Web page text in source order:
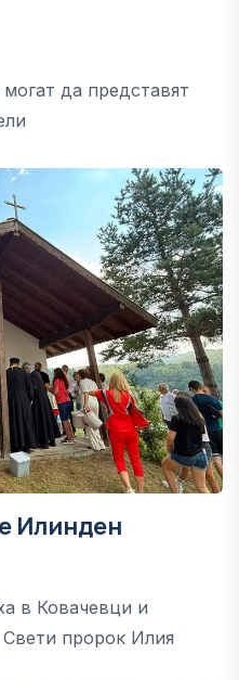
да представят
Илинден
в Ковачевци и
пророк Илия